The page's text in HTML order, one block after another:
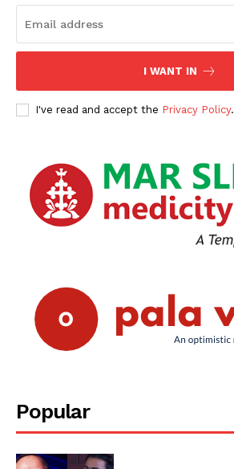
I WANT IN
I've read and accept the Privacy Policy.
Popular